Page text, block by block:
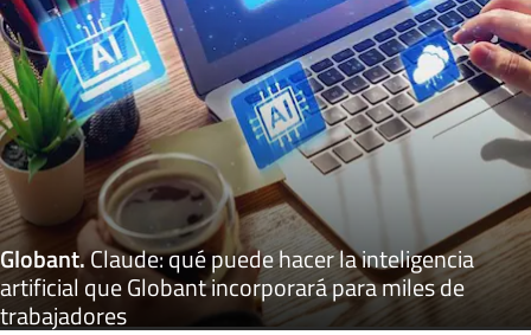
Globant.Claude: qué puede hacer la inteligencia
artificial que Globant incorporará para miles de
trabajadores